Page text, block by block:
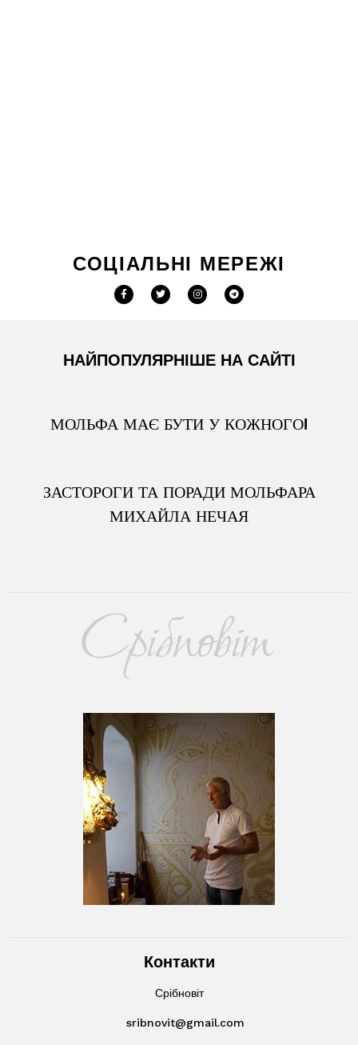
СОЦІАЛЬНІ МЕРЕЖІ
НАЙПОПУЛЯРНІШЕ НА САЙТІ
МОЛЬФА МАЄ БУТИ У КОЖНОГО!
ЗАСТОРОГИ ТА ПОРАДИ МОЛЬФАРА
МИХАЙЛА НЕЧАЯ
Контакти
Срібновіт
sribnovit@gmail.com